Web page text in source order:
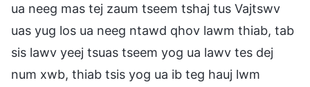
ua neeg mas tej zaum tseem tshaj tus Vajtswv
uas yug los ua neeg ntawd qhov lawm thiab, tab
sis lawv yeej tsuas tseem yog ua lawv tes dej
num xwb, thiab tsis yog ua ib teg hauj lwm